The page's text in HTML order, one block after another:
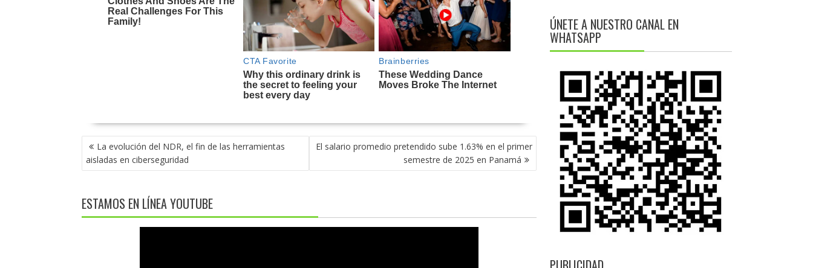
NAVEGACIÓN
DE
ENTRADAS
La evolución del NDR, el fin de las herramientas
aisladas en ciberseguridad
El salario promedio pretendido sube 1.63% en el primer
semestre de 2025 en Panamá
ESTAMOS EN LÍNEA YOUTUBE
ÚNETE A NUESTRO CANAL EN
WHATSAPP